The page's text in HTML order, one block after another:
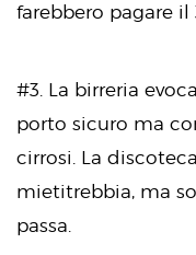
farebbero pagare il
#3. La birreria
porto sicuro ma
cirrosi. La
mietitrebbia, ma
passa.